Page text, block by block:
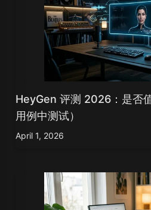
HeyGen 评测 2026：是否
用例中测试）
April 1, 2026